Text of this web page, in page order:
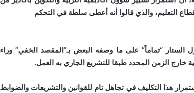
والذي قالوا أنه أعطى سلطة في التحكم
الستار “تماماً” على ما وصفه البعض بـ”المقصد الخفي” وراء
خارج الزمن المحدد طبقا للتشريع الجاري به العمل.
هذا التكليف في تجاهل تام للقوانين والتشريعات والضوابط